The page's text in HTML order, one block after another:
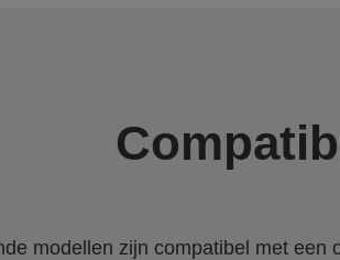
modellen zijn compatibel met